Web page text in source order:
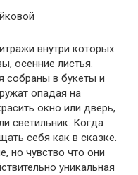
внутри которых
осенние листья.
собраны в букеты и
опадая на
окно или дверь,
светильник. Когда
себя как в сказке.
но чувство что они
уникальная